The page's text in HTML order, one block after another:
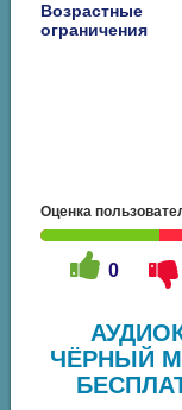
Возрастные
ограничения
Оценка
0
ЧЁРНЫЙ